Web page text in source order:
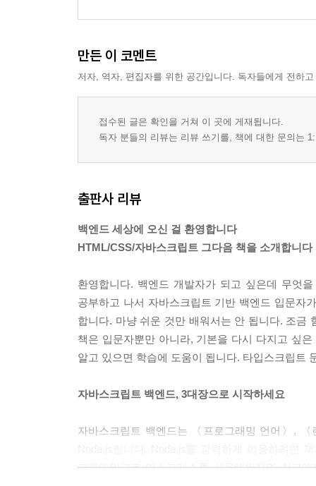
_12.4 정적 파일 서비스하기
__12.4.1 테스트하기
_12.5 HTML 폼으로 업로드하기
_연습문제
__13.1.1 웹소켓의 동작 방법
__13.2.1 ws 패키지 설치하기
__13.2.2 서버 측 구축하기 : server.js 파일 작성 및
__13.2.4 테스트하기
__13.2.5 향후 과제 확인하기
_13.3 간단한 채팅 애플리케이션 만들기 : socket.io
__13.3.1 socket.io 프로젝트 생성하기
__13.3.2 패키지 설치하기
__13.3.4 서버 측 작업을 위한 게이트웨이 만들기
__13.3.6 클라이언트를 위한 index.html 수정하기
_13.4 채팅방 기능이 있는 채팅 애플리케이션 만들
만든 이 코멘트
저자, 역자, 편집자를 위한 공간입니다. 독자들에게 전하
접수된 글은 확인을 거쳐 이 곳에 게재됩니다.
독자 분들의 리뷰는 리뷰 쓰기를, 책에 대한 문의는
출판사 리뷰
백엔드 세상에 오신 걸 환영합니다
HTML/CSS/자바스크립트 그다음 책을 소개합니다
환영합니다. 백엔드 개발자가 되고 싶은데 무엇
공부하고 나서 자바스크립트 기반 백엔드 입문자
합니다. 마냥 쉬운 것만 배워서는 안 됩니다. 조금
책은 입문자뿐만 아니라, 기본을 다시 다지고 싶
알고 있으면 학습에 도움이 됩니다. 타입스크립트
자바스크립트 백엔드, 3대장으로 시작하세요
자바스크립트 백엔드는 〈프로그래밍 언어〉,
프레임워크로 익스프레스를 사용해왔지만 최근